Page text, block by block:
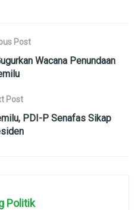
Post
Wacana Penundaan
Post
PDI-P Senafas Sikap
Politik